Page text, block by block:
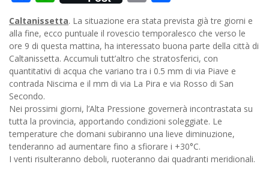
Caltanissetta. La situazione era stata prevista già tre giorni e
alla fine, ecco puntuale il rovescio temporalesco che verso le
ore 9 di questa mattina, ha interessato buona parte della città di
Caltanissetta. Accumuli tutt’altro che stratosferici, con
quantitativi di acqua che variano tra i 0.5 mm di via Piave e
contrada Niscima e il mm di via La Pira e via Rosso di San
Secondo.
Nei prossimi giorni, l’Alta Pressione governerà incontrastata su
tutta la provincia, apportando condizioni soleggiate. Le
temperature che domani subiranno una lieve diminuzione,
tenderanno ad aumentare fino a sfiorare i +30°C.
I venti risulteranno deboli, ruoteranno dai quadranti meridionali.